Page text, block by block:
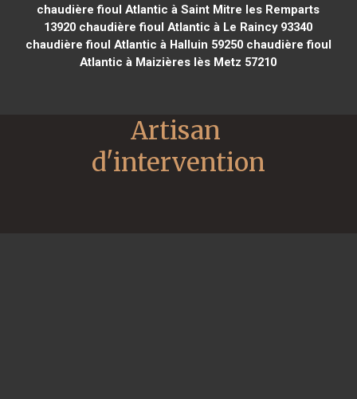
chaudière fioul Atlantic à Saint Mitre les Remparts
13920 chaudière fioul Atlantic à Le Raincy 93340
chaudière fioul Atlantic à Halluin 59250chaudière fioul
Atlantic à Maizières lès Metz 57210
Artisan
d'intervention